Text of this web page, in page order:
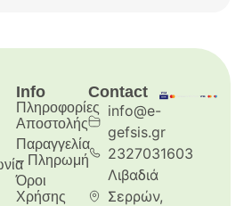
Info
Πληροφορίες
Aποστολής
Παραγγελία
– Πληρωμή
Όροι
Χρήσης
Contact
info@e-
gefsis.gr
2327031603
Λιβαδιά
Σερρών,